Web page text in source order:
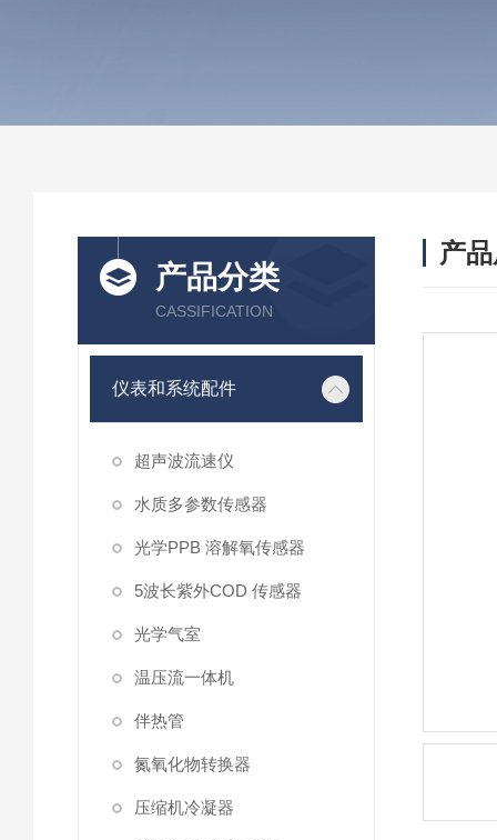
产品分类
CASSIFICATION
仪表和系统配件
超声波流速仪
水质多参数传感器
光学PPB 溶解氧传感器
5波长紫外COD 传感器
光学气室
温压流一体机
伴热管
氮氧化物转换器
压缩机冷凝器
产